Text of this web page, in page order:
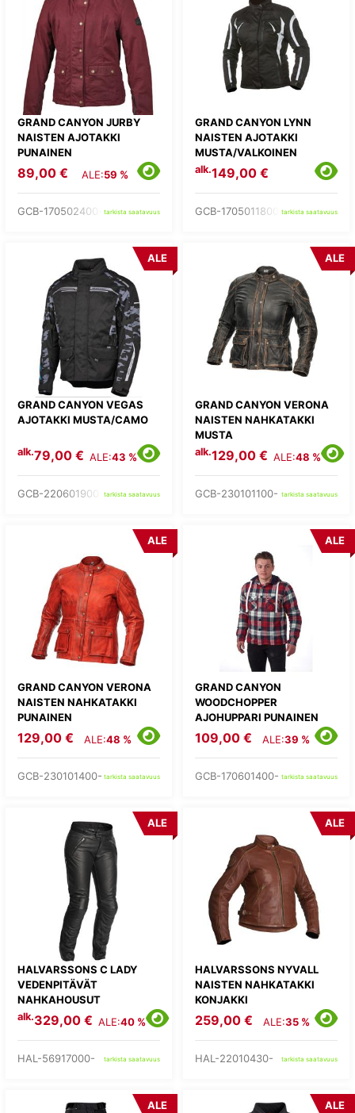
GRAND CANYON JURBY
NAISTEN AJOTAKKI
PUNAINEN
89,00 € ALE:59 %
GCB-170502400- tarkista saatavuus
GRAND CANYON LYNN
NAISTEN AJOTAKKI
MUSTA/VALKOINEN
alk.149,00 €
GCB-1705011800-tarkista saatavuus
GRAND CANYON VEGAS
AJOTAKKI MUSTA/CAMO
ALE
alk.79,00 € ALE:43 %
GCB-220601900- tarkista saatavuus
GRAND CANYON VERONA
NAISTEN NAHKATAKKI
MUSTA
ALE
alk.129,00 € ALE:48 %
GCB-230101100- tarkista saatavuus
GRAND CANYON VERONA
NAISTEN NAHKATAKKI
PUNAINEN
ALE
129,00 € ALE:48 %
GCB-230101400- tarkista saatavuus
GRAND CANYON
WOODCHOPPER
AJOHUPPARI PUNAINEN
ALE
109,00 € ALE:39 %
GCB-170601400- tarkista saatavuus
HALVARSSONS C LADY
VEDENPITÄVÄT
NAHKAHOUSUT
ALE
alk.329,00 € ALE:40 %
HAL-56917000- tarkista saatavuus
HALVARSSONS NYVALL
NAISTEN NAHKATAKKI
KONJAKKI
ALE
259,00 € ALE:35 %
HAL-22010430- tarkista saatavuus
ALE ALE